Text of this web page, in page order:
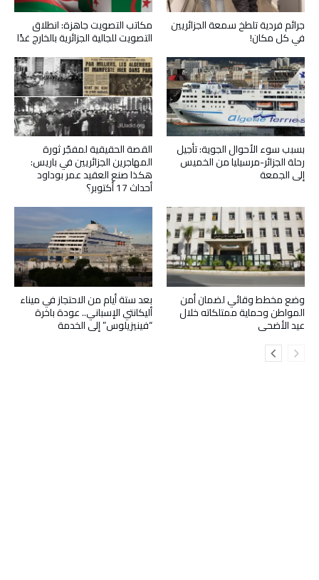
مكاتب التصويت جاهزة: انطلاق
التصويت للجالية الجزائرية بالخارج غدًا
جرائم فردية تلطخ سمعة الجزائريين
في كل مكان!
القصة الحقيقية لمفجّر ثورة
المهاجرين الجزائريين في باريس:
هكذا صنع العقيد عمر بوداود
أحداث 17 أكتوبر؟
بسبب سوء الأحوال الجوية: تأجيل
رحلة الجزائر-مرسيليا من الخميس
إلى الجمعة
بعد ستة أيام من الاحتجاز في ميناء
أليكانتي الإسباني.. عودة باخرة
“فينيزيلوس” إلى الخدمة
وضع مخطط وقائي لضمان أمن
المواطن وحماية ممتلكاته خلال
عيد الأضحى